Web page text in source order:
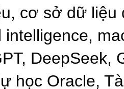
cơ sở dữ liệu
intelligence,
DeepSeek,
học Oracle,